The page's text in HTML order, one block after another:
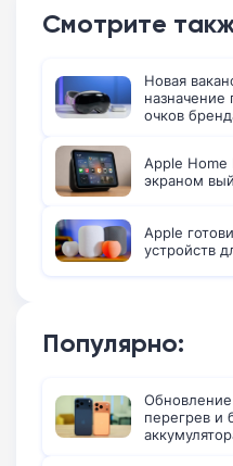
Смотрите
Новая
назначение
очков
Apple Home
экраном
Apple
устройств
Популярно:
перегрев и